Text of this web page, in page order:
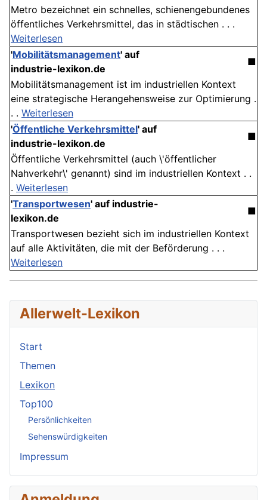
Metro bezeichnet ein schnelles, schienengebundenes
öffentliches Verkehrsmittel, das in städtischen . . .
Weiterlesen
'Mobilitätsmanagement' auf
industrie-lexikon.de
■
Mobilitätsmanagement ist im industriellen Kontext
eine strategische Herangehensweise zur Optimierung .
. . Weiterlesen
'Öffentliche Verkehrsmittel' auf
industrie-lexikon.de
■
Öffentliche Verkehrsmittel (auch \'öffentlicher
Nahverkehr\' genannt) sind im industriellen Kontext . .
. Weiterlesen
'Transportwesen' auf industrie-
lexikon.de
■
Transportwesen bezieht sich im industriellen Kontext
auf alle Aktivitäten, die mit der Beförderung . . .
Weiterlesen
Allerwelt-Lexikon
Start
Themen
Lexikon
Top100
Persönlichkeiten
Sehenswürdigkeiten
Impressum